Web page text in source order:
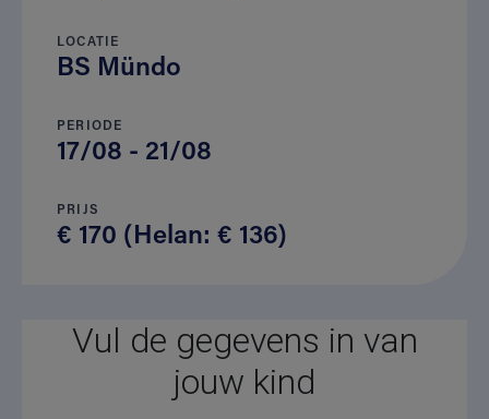
LOCATIE
BS Mündo
PERIODE
17/08 - 21/08
PRIJS
€ 170 (Helan: € 136)